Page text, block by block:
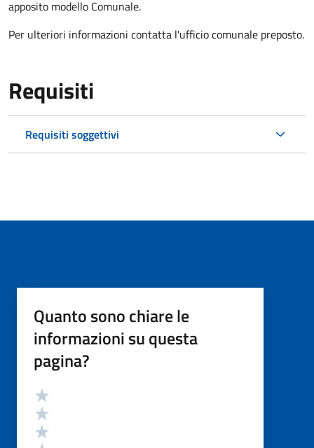
apposito modello Comunale.
Per ulteriori informazioni contatta l'ufficio comunale preposto.
Requisiti
Requisiti soggettivi
Quanto sono chiare le
informazioni su questa
pagina?
Valutazione